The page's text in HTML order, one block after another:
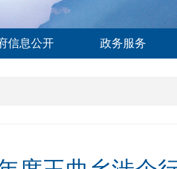
信息公开 政务服务